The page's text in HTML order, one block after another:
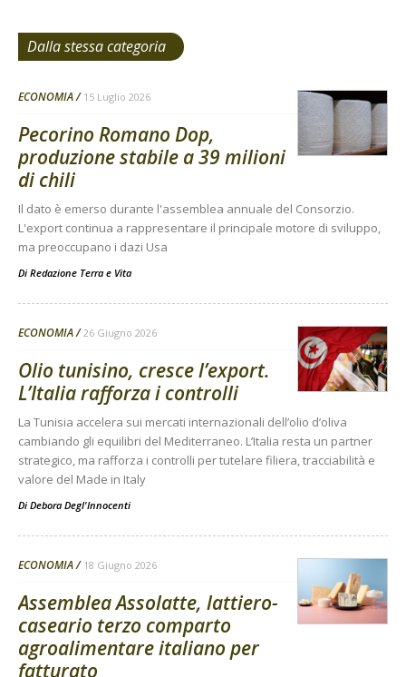
Dalla stessa categoria
ECONOMIA 15 Luglio 2026
Pecorino Romano Dop,
produzione stabile a 39 milioni
di chili
Il dato è emerso durante l'assemblea annuale del Consorzio.
L'export continua a rappresentare il principale motore di sviluppo,
ma preoccupano i dazi Usa
Di Redazione Terra e Vita
ECONOMIA 26 Giugno 2026
Olio tunisino, cresce l’export.
L’Italia rafforza i controlli
La Tunisia accelera sui mercati internazionali dell’olio d’oliva
cambiando gli equilibri del Mediterraneo. L’Italia resta un partner
strategico, ma rafforza i controlli per tutelare filiera, tracciabilità e
valore del Made in Italy
Di Debora Degl'Innocenti
ECONOMIA 18 Giugno 2026
Assemblea Assolatte, lattiero-
caseario terzo comparto
agroalimentare italiano per
fatturato